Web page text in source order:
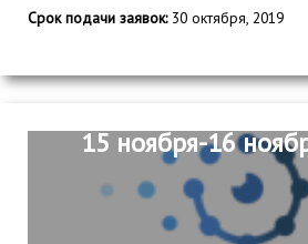
Срок подачи заявок:30 октября, 2019
15 ноября-16